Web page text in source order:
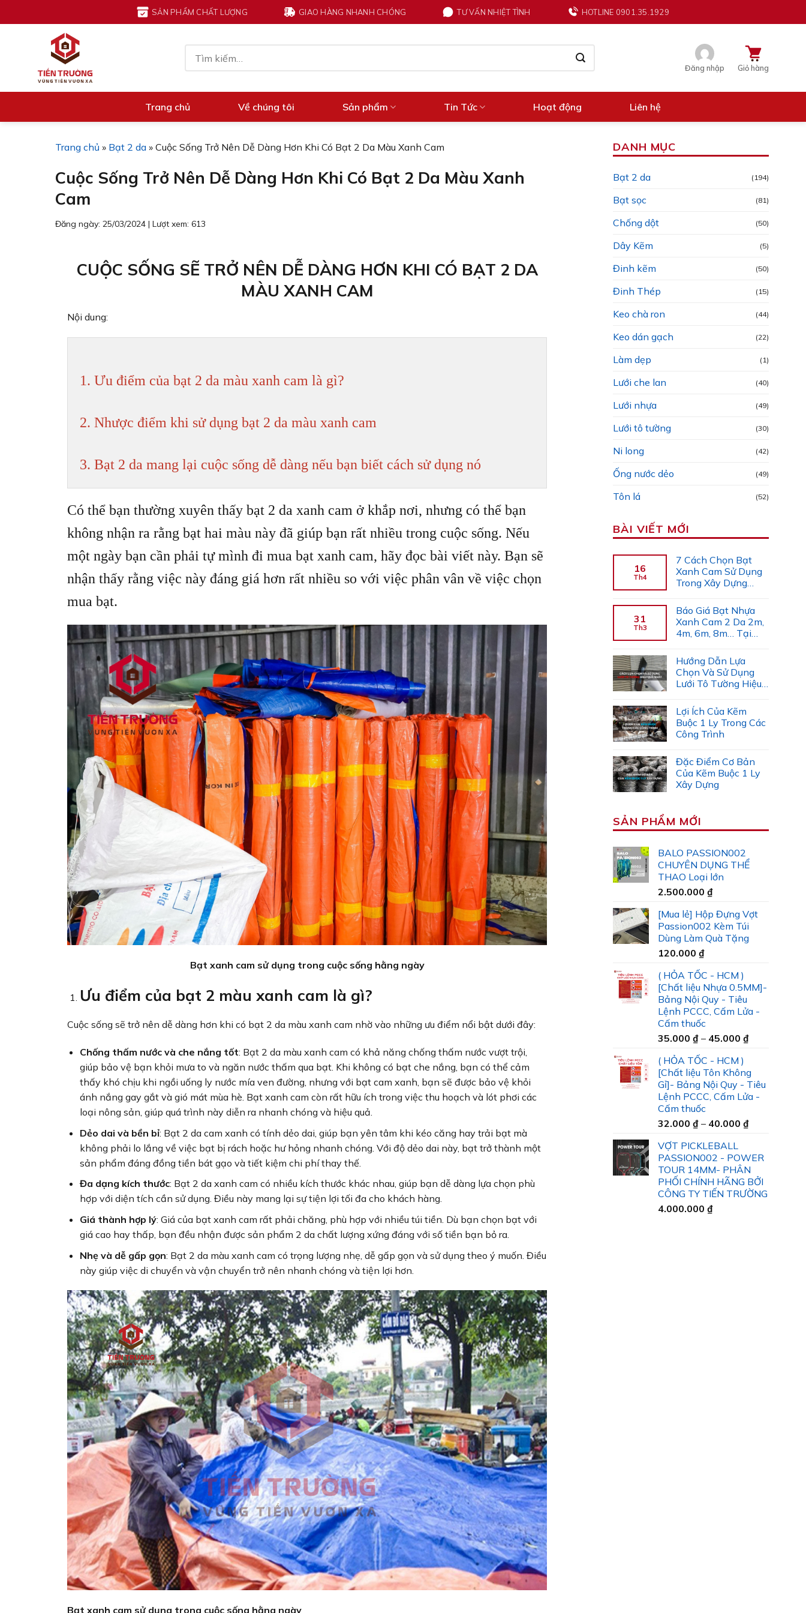
đến
SẢN PHẨM CHẤT LƯỢNG GIAO HÀNG NHANH CHÓNG TƯ VẤN NHIỆT TÌNH HOTLINE 0901.35.1929
kiếm:
Đăng nhập Giỏ hàng
Trang chủ Về chúng tôi Sản phẩm Tin Tức Hoạt động Liên hệ
Trang chủ » Bạt 2 da » Cuộc Sống Trở Nên Dễ Dàng Hơn Khi Có Bạt 2 Da Màu Xanh Cam
Cuộc Sống Trở Nên Dễ Dàng Hơn Khi Có Bạt 2 Da Màu Xanh
Cam
Đăng ngày: 25/03/2024 | Lượt xem: 613
CUỘC SỐNG SẼ TRỞ NÊN DỄ DÀNG HƠN KHI CÓ BẠT 2 DA
MÀU XANH CAM
Nội dung:
1. Ưu điểm của bạt 2 da màu xanh cam là gì?
2. Nhược điểm khi sử dụng bạt 2 da màu xanh cam
3. Bạt 2 da mang lại cuộc sống dễ dàng nếu bạn biết cách sử dụng nó
Có thể bạn thường xuyên thấy bạt 2 da xanh cam ở khắp nơi, nhưng có thể bạn
không nhận ra rằng bạt hai màu này đã giúp bạn rất nhiều trong cuộc sống. Nếu
một ngày bạn cần phải tự mình đi mua bạt xanh cam, hãy đọc bài viết này. Bạn sẽ
nhận thấy rằng việc này đáng giá hơn rất nhiều so với việc phân vân về việc chọn
mua bạt.
Bạt xanh cam sử dụng trong cuộc sống hằng ngày
Ưu điểm của bạt 2 màu xanh cam là gì?
Cuộc sống sẽ trở nên dễ dàng hơn khi có bạt 2 da màu xanh cam nhờ vào những ưu điểm nổi bật dưới đây:
Chống thấm nước và che nắng tốt: Bạt 2 da màu xanh cam có khả năng chống thấm nước vượt trội,
giúp bảo vệ bạn khỏi mưa to và ngăn nước thấm qua bạt. Khi không có bạt che nắng, bạn có thể cảm
thấy khó chịu khi ngồi uống ly nước mía ven đường, nhưng với bạt cam xanh, bạn sẽ được bảo vệ khỏi
ánh nắng gay gắt và gió mát mùa hè. Bạt xanh cam còn rất hữu ích trong việc thu hoạch và lót phơi các
loại nông sản, giúp quá trình này diễn ra nhanh chóng và hiệu quả.
Dẻo dai và bền bỉ: Bạt 2 da cam xanh có tính dẻo dai, giúp bạn yên tâm khi kéo căng hay trải bạt mà
không phải lo lắng về việc bạt bị rách hoặc hư hỏng nhanh chóng. Với độ dẻo dai này, bạt trở thành một
sản phẩm đáng đồng tiền bát gạo và tiết kiệm chi phí thay thế.
Đa dạng kích thước: Bạt 2 da xanh cam có nhiều kích thước khác nhau, giúp bạn dễ dàng lựa chọn phù
hợp với diện tích cần sử dụng. Điều này mang lại sự tiện lợi tối đa cho khách hàng.
Giá thành hợp lý: Giá của bạt xanh cam rất phải chăng, phù hợp với nhiều túi tiền. Dù bạn chọn bạt với
giá cao hay thấp, bạn đều nhận được sản phẩm 2 da chất lượng xứng đáng với số tiền bạn bỏ ra.
Nhẹ và dễ gấp gọn: Bạt 2 da màu xanh cam có trọng lượng nhẹ, dễ gấp gọn và sử dụng theo ý muốn. Điều
này giúp việc di chuyển và vận chuyển trở nên nhanh chóng và tiện lợi hơn.
Bạt xanh cam sử dụng trong cuộc sống hằng ngày
DANH MỤC
Bạt 2 da (194)
Bạt sọc (81)
Chống dột (50)
Dây Kẽm (5)
Đinh kẽm (50)
Đinh Thép (15)
Keo chà ron (44)
Keo dán gạch (22)
Làm dẹp (1)
Lưới che lan (40)
Lưới nhựa (49)
Lưới tô tường (30)
Ni long (42)
Ống nước dẻo (49)
Tôn lá (52)
BÀI VIẾT MỚI
16
Th4
7 Cách Chọn Bạt
Xanh Cam Sử Dụng
Trong Xây Dựng
31
Th3
Báo Giá Bạt Nhựa
Xanh Cam 2 Da 2m,
4m, 6m, 8m… Tại
Hướng Dẫn Lựa
Chọn Và Sử Dụng
Lưới Tô Tường Hiệu
Lợi Ích Của Kẽm
Buộc 1 Ly Trong Các
Công Trình
Đặc Điểm Cơ Bản
Của Kẽm Buộc 1 Ly
Xây Dựng
SẢN PHẨM MỚI
BALO PASSION002
CHUYÊN DỤNG THỂ
THAO Loại lớn
2.500.000 ₫
[Mua lẻ] Hộp Đựng Vợt
Passion002 Kèm Túi
Dùng Làm Quà Tặng
120.000 ₫
( HỎA TỐC - HCM )
[Chất liệu Nhựa 0.5MM]-
Bảng Nội Quy - Tiêu
Lệnh PCCC, Cấm Lửa -
Cấm thuốc
35.000 ₫ – 45.000 ₫Khoảng
35.000 ₫
đến
45.000 ₫
( HỎA TỐC - HCM )
[Chất liệu Tôn Không
Gỉ]- Bảng Nội Quy - Tiêu
Lệnh PCCC, Cấm Lửa -
Cấm thuốc
32.000 ₫ – 40.000 ₫Khoảng
32.000 ₫
đến
40.000 ₫
VỢT PICKLEBALL
PASSION002 - POWER
TOUR 14MM- PHÂN
PHỐI CHÍNH HÃNG BỞI
CÔNG TY TIẾN TRƯỜNG
4.000.000 ₫